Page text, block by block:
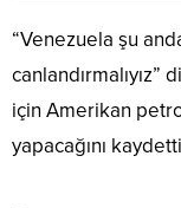
“Venezuela şu
canlandırmalıyız”
için Amerikan
yapacağını